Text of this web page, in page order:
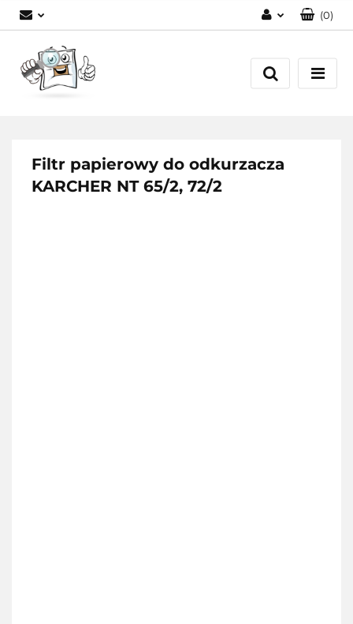
Zarejestruj się
(0)
Filtr papierowy do odkurzacza
KARCHER NT 65/2, 72/2